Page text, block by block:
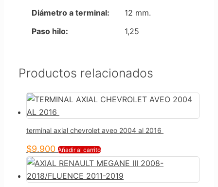
Diámetro a terminal:
12 mm.
Paso hilo:
1,25
Productos relacionados
terminal axial chevrolet aveo 2004 al 2016
$9.900 Añadir al carrito